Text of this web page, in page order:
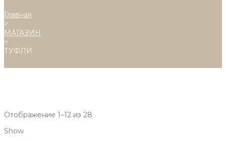
Главная
>
МАГАЗИН
>
ТУФЛИ
Отображение 1–12 из 28
Show